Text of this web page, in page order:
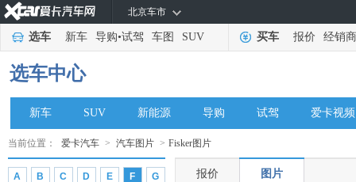
北京车市
选车 新车 导购•试驾 车图 SUV 买车 报价 经销商
选车中心
新车 SUV 新能源 导购 试驾 爱卡视频
当前位置： 爱卡汽车 > 汽车图片 > Fisker图片
A B C D E F G
E
212(1406)
F
丰田
福特
飞凡汽车(2048)
报价 图片